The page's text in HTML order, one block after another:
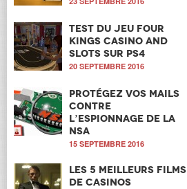
Test du jeu Four
Kings Casino and
Slots sur PS4
20 SEPTEMBRE 2016
Protégez vos mails
contre
l’espionnage de la
NSA
15 SEPTEMBRE 2016
Les 5 meilleurs films
de casinos